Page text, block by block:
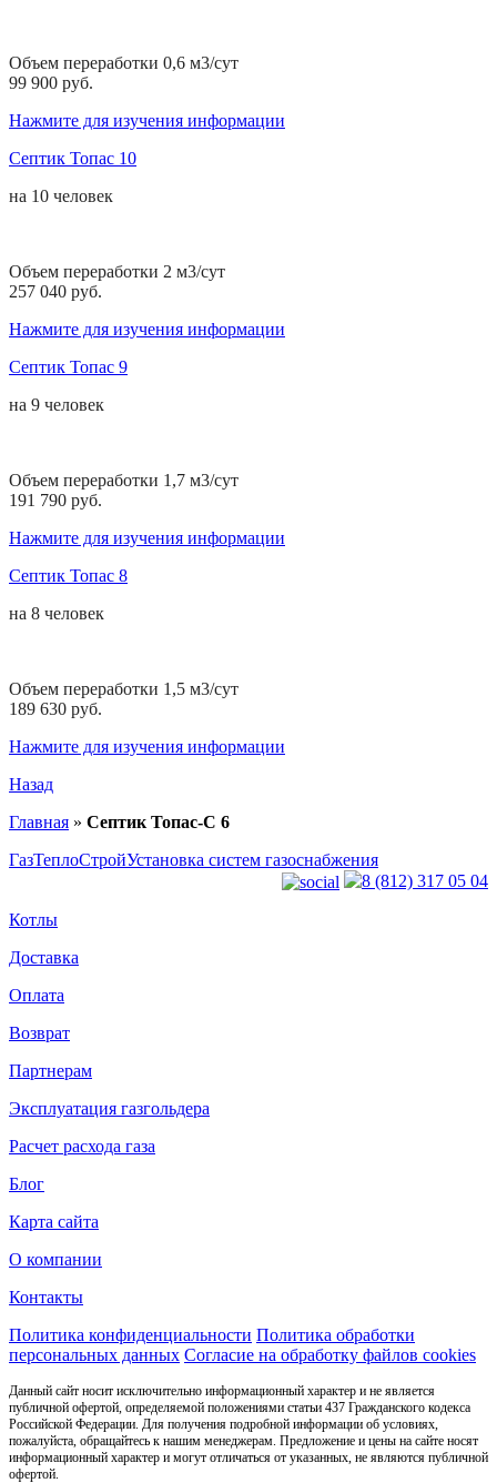
Объем переработки 0,6 м3/сут
99 900 руб.
Нажмите для изучения информации
Септик Топас 10
на 10 человек
Объем переработки 2 м3/сут
257 040 руб.
Нажмите для изучения информации
Септик Топас 9
на 9 человек
Объем переработки 1,7 м3/сут
191 790 руб.
Нажмите для изучения информации
Септик Топас 8
на 8 человек
Объем переработки 1,5 м3/сут
189 630 руб.
Нажмите для изучения информации
Назад
Главная » Септик Топас-С 6
ГазТеплоСтройУстановка систем газоснабжения
8 (812) 317 05 04
Котлы
Доставка
Оплата
Возврат
Партнерам
Эксплуатация газгольдера
Расчет расхода газа
Блог
Карта сайта
О компании
Контакты
Политика конфиденциальности Политика обработки
персональных данных Согласие на обработку файлов cookies
Данный сайт носит исключительно информационный характер и не является
публичной офертой, определяемой положениями статьи 437 Гражданского кодекса
Российской Федерации. Для получения подробной информации об условиях,
пожалуйста, обращайтесь к нашим менеджерам. Предложение и цены на сайте носят
информационный характер и могут отличаться от указанных, не являются публичной
офертой.